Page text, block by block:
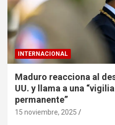
INTERNACIONAL
Maduro reacciona al
UU. y llama a una
permanente”
15 noviembre, 2025